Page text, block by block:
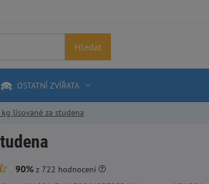
Hledat
OSTATNÍ ZVÍŘATA
lisované za studena
90%z 722 hodnocení